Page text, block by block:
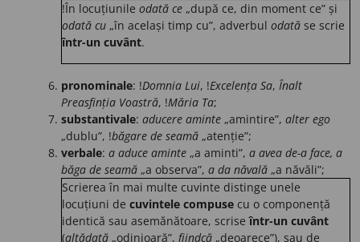
!În locuțiunile odată ce „după ce, din moment ce” și
odată cu „în același timp cu”, adverbul odată se scrie
într-un cuvânt.
pronominale: !Domnia Lui, !Excelența Sa, Înalt
Preasfinția Voastră, !Măria Ta;
substantivale: aducere aminte „amintire”, alter ego
„dublu”, !băgare de seamă „atenție”;
verbale: a aduce aminte „a aminti”, a avea de-a face, a
băga de seamă „a observa”, a da năvală „a năvăli”;
Scrierea în mai multe cuvinte distinge unele
locuțiuni de cuvintele compuse cu o componență
identică sau asemănătoare, scriseîntr-un cuvânt
(altădată „odinioară”, fiindcă „deoarece”), sau de